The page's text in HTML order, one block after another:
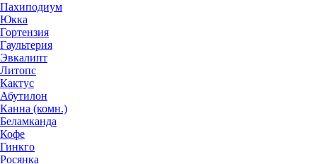
Пахиподиум
Юкка
Гортензия
Гаультерия
Эвкалипт
Литопс
Кактус
Абутилон
Канна (комн.)
Беламканда
Кофе
Гинкго
Росянка